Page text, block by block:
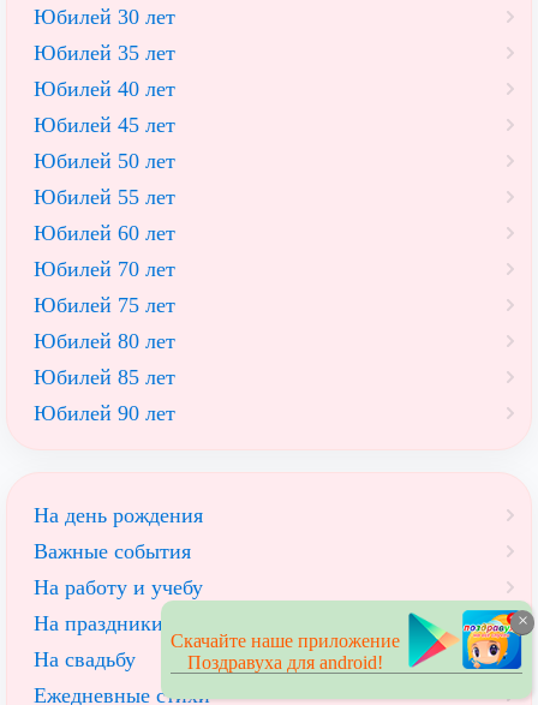
Юбилей 30 лет
Юбилей 35 лет
Юбилей 40 лет
Юбилей 45 лет
Юбилей 50 лет
Юбилей 55 лет
Юбилей 60 лет
Юбилей 70 лет
Юбилей 75 лет
Юбилей 80 лет
Юбилей 85 лет
Юбилей 90 лет
На день рождения
Важные события
На работу и учебу
На праздники
На свадьбу
Ежедневные стихи
×
Скачайте наше приложение
Поздравуха для android!